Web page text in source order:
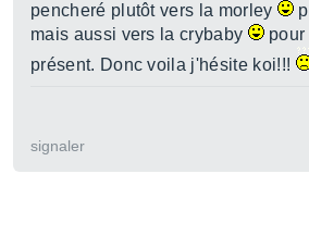
pencheré plutôt vers la morley
mais aussi vers la crybaby
pour
présent. Donc voila j'hésite koi!!!
signaler